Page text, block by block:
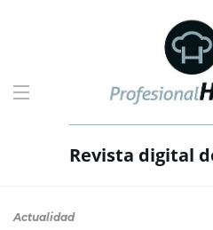
Revista digital
Actualidad